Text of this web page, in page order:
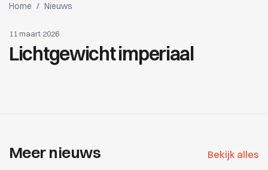
Home / Nieuws
11 maart 2026
Lichtgewicht imperiaal
Meer nieuws Bekijk alles